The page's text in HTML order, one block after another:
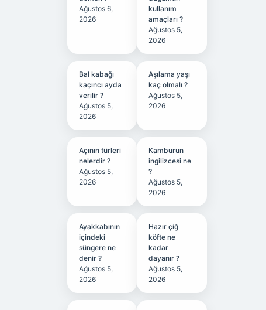
Ağustos 6,
2026
kullanım
amaçları ?
Ağustos 5,
2026
Bal kabağı
kaçıncı ayda
verilir ?
Ağustos 5,
2026
Aşılama yaşı
kaç olmalı ?
Ağustos 5,
2026
Açının türleri
nelerdir ?
Ağustos 5,
2026
Kamburun
ingilizcesi ne
?
Ağustos 5,
2026
Ayakkabının
içindeki
süngere ne
denir ?
Ağustos 5,
2026
Hazır çiğ
köfte ne
kadar
dayanır ?
Ağustos 5,
2026